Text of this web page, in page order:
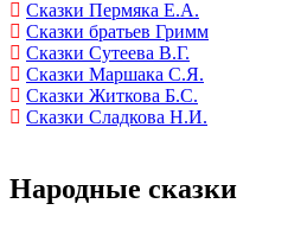
Сказки Пермяка Е.А.
Сказки братьев Гримм
Сказки Сутеева В.Г.
Сказки Маршака С.Я.
Сказки Житкова Б.С.
Сказки Сладкова Н.И.
Народные сказки